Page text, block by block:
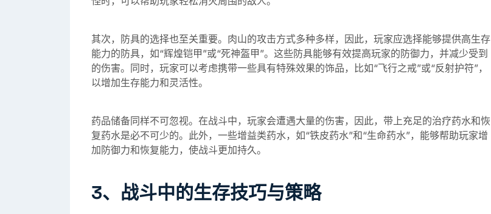
其次，防具的选择也至关重要。肉山的攻击方式多种多样，因此，玩家应选择能够提供高生存
能力的防具，如“辉煌铠甲”或“死神盔甲”。这些防具能够有效提高玩家的防御力，并减少受到
的伤害。同时，玩家可以考虑携带一些具有特殊效果的饰品，比如“飞行之戒”或“反射护符”，
以增加生存能力和灵活性。
药品储备同样不可忽视。在战斗中，玩家会遭遇大量的伤害，因此，带上充足的治疗药水和恢
复药水是必不可少的。此外，一些增益类药水，如“铁皮药水”和“生命药水”，能够帮助玩家增
加防御力和恢复能力，使战斗更加持久。
3、战斗中的生存技巧与策略